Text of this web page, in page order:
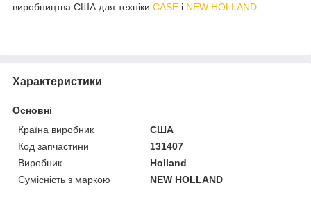
виробництва США для техніки CASE і NEW HOLLAND
Характеристики
Основні
Країна виробник
США
Код запчастини
131407
Виробник
Holland
Сумісність з маркою
NEW HOLLAND